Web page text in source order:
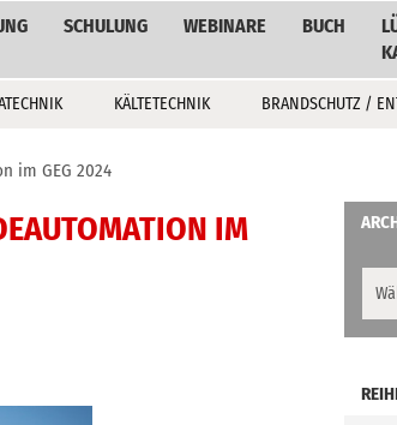
SCHULUNG WEBINARE BUCH
KÄLTETECHNIK BRANDSCHUTZ /
im GEG 2024
IM